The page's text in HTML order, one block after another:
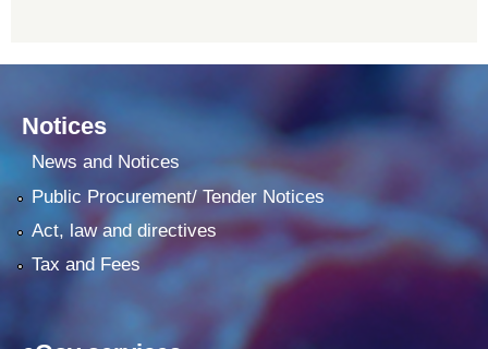
Notices
News and Notices
Public Procurement/ Tender Notices
Act, law and directives
Tax and Fees